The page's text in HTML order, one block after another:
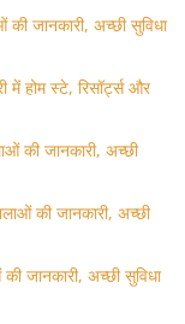
जानकारी, अच्छी सुविधा
स्‍टे, रिसॉर्ट्स और
की जानकारी, अच्छी
की जानकारी, अच्छी
जानकारी, अच्छी सुविधा